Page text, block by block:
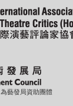
藝發局資助團體